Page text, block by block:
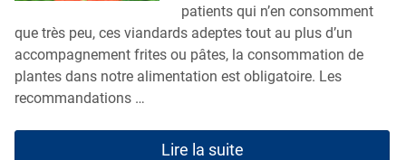
patients qui n’en consomment
que très peu, ces viandards adeptes tout au plus d’un
accompagnement frites ou pâtes, la consommation de
plantes dans notre alimentation est obligatoire. Les
recommandations …
Lire la suite